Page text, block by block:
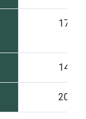
17
14
20